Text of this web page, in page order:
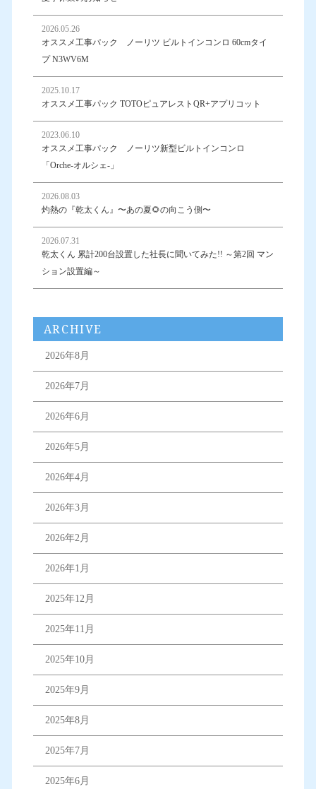
2026.05.26
オススメ工事パック ノーリツ ビルトインコンロ 60cmタイ
プ N3WV6M
2025.10.17
オススメ工事パック TOTOピュアレストQR+アプリコット
2023.06.10
オススメ工事パック ノーリツ新型ビルトインコンロ
「Orche-オルシェ-」
2026.08.03
灼熱の『乾太くん』〜あの夏🌻の向こう側〜
2026.07.31
乾太くん 累計200台設置した社長に聞いてみた!! ～第2回 マン
ション設置編～
ARCHIVE
2026年8月
2026年7月
2026年6月
2026年5月
2026年4月
2026年3月
2026年2月
2026年1月
2025年12月
2025年11月
2025年10月
2025年9月
2025年8月
2025年7月
2025年6月